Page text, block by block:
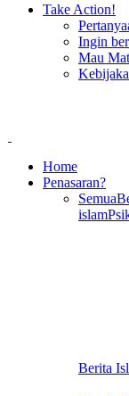
Take Action!
Ingin
Mau
Home
Penasaran?
Semua
islam
Berita